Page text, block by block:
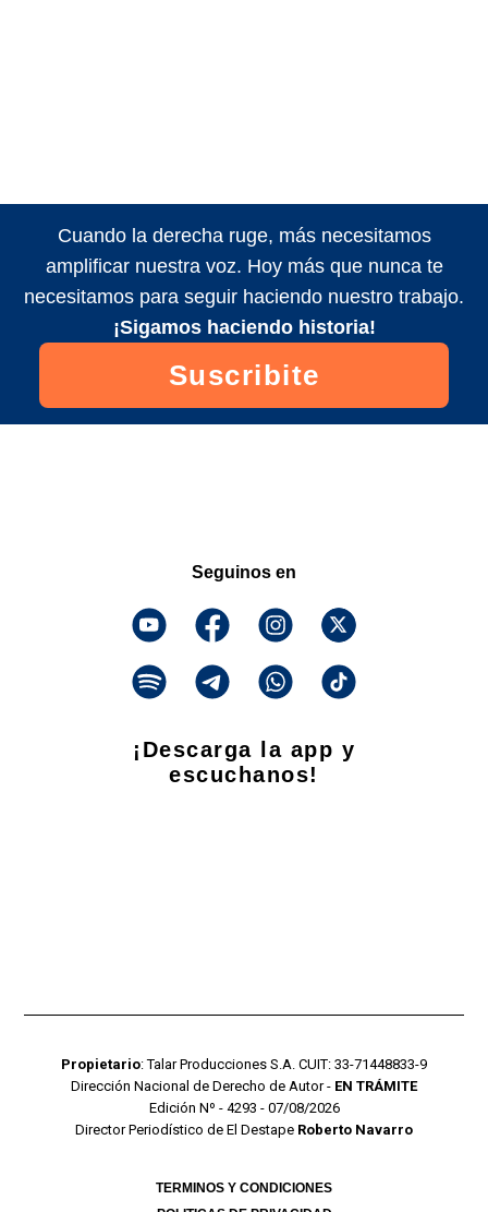
Cuando la derecha ruge, más necesitamos
amplificar nuestra voz. Hoy más que nunca te
necesitamos para seguir haciendo nuestro trabajo.
¡Sigamos haciendo historia!
Suscribite
Seguinos en
¡Descarga la app y
escuchanos!
Propietario: Talar Producciones S.A. CUIT: 33-71448833-9
Dirección Nacional de Derecho de Autor - EN TRÁMITE
Edición Nº - 4293 - 07/08/2026
Director Periodístico de El Destape Roberto Navarro
TERMINOS Y CONDICIONES